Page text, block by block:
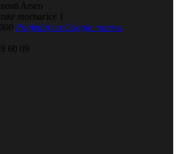
Arsen
mornarice 1
Pogledaj na Google maps-u
60 09